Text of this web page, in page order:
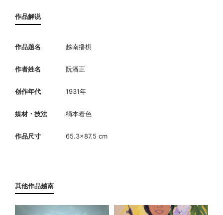
作品解说
作品题名 越南播棋
作者姓名 阮潘正
创作年代 1931年
媒材・技法 绢本着色
作品尺寸 65.3×87.5 cm
其他作品越南